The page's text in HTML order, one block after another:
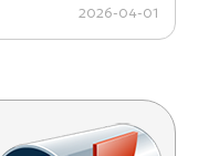
2026-04-01